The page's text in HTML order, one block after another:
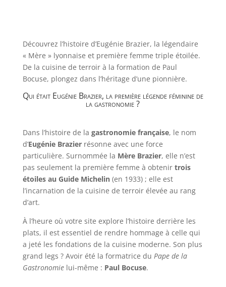
Découvrez l’histoire d’Eugénie Brazier, la légendaire
« Mère » lyonnaise et première femme triple étoilée.
De la cuisine de terroir à la formation de Paul
Bocuse, plongez dans l’héritage d’une pionnière.
Qui était Eugénie Brazier, la première légende féminine de
la gastronomie ?
Dans l’histoire de la gastronomie française, le nom
d’Eugénie Brazierrésonne avec une force
particulière. Surnommée la Mère Brazier, elle n’est
pas seulement la première femme à obtenir trois
étoiles au Guide Michelin(en 1933) ; elle est
l’incarnation de la cuisine de terroir élevée au rang
d’art.
À l’heure où votre site explore l’histoire derrière les
plats, il est essentiel de rendre hommage à celle qui
a jeté les fondations de la cuisine moderne. Son plus
grand legs ? Avoir été la formatrice du Pape de la
Gastronomielui-même : Paul Bocuse.